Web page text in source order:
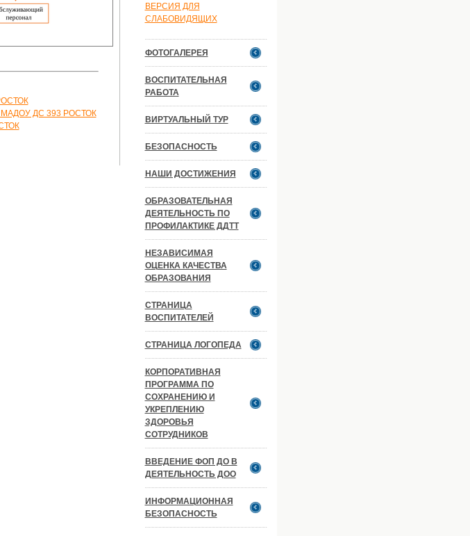
ДС 393 РОСТОК
ВЕРСИЯ ДЛЯ
СЛАБОВИДЯЩИХ
ФОТОГАЛЕРЕЯ
ВОСПИТАТЕЛЬНАЯ
РАБОТА
ВИРТУАЛЬНЫЙ ТУР
БЕЗОПАСНОСТЬ
НАШИ ДОСТИЖЕНИЯ
ОБРАЗОВАТЕЛЬНАЯ
ДЕЯТЕЛЬНОСТЬ ПО
ПРОФИЛАКТИКЕ ДДТТ
НЕЗАВИСИМАЯ
ОЦЕНКА КАЧЕСТВА
ОБРАЗОВАНИЯ
СТРАНИЦА
ВОСПИТАТЕЛЕЙ
СТРАНИЦА ЛОГОПЕДА
КОРПОРАТИВНАЯ
ПРОГРАММА ПО
СОХРАНЕНИЮ И
УКРЕПЛЕНИЮ
ЗДОРОВЬЯ
СОТРУДНИКОВ
ВВЕДЕНИЕ ФОП ДО В
ДЕЯТЕЛЬНОСТЬ ДОО
ИНФОРМАЦИОННАЯ
БЕЗОПАСНОСТЬ